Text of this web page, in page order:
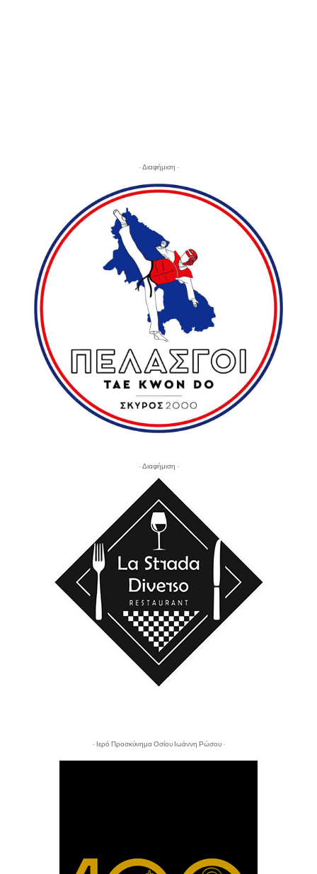
- Διαφήμιση -
- Διαφήμιση -
- Ιερό Προσκύνημα Οσίου Ιωάννη Ρώσου -